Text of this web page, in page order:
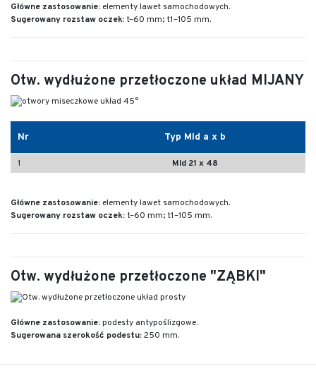
Główne zastosowanie: elementy lawet samochodowych.
Sugerowany rozstaw oczek: t–60 mm; t1–105 mm.
Otw. wydłużone przetłoczone układ MIJANY
Nr Typ Mld a x b
1 Mld 21 x 48
Główne zastosowanie: elementy lawet samochodowych.
Sugerowany rozstaw oczek:t–60 mm; t1–105 mm.
Otw. wydłużone przetłoczone "ZĄBKI"
Główne zastosowanie:podesty antypoślizgowe.
Sugerowana szerokość podestu:250 mm.